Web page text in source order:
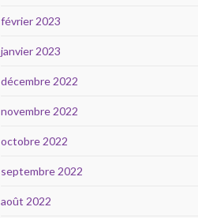
février 2023
janvier 2023
décembre 2022
novembre 2022
octobre 2022
septembre 2022
août 2022